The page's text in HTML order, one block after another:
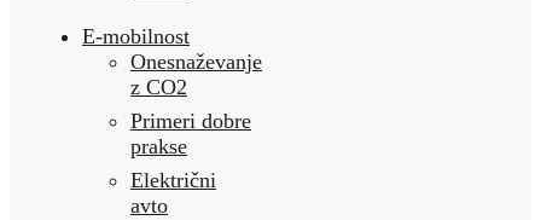
E-mobilnost
Onesnaževanje
z CO2
Primeri dobre
prakse
Električni
avto